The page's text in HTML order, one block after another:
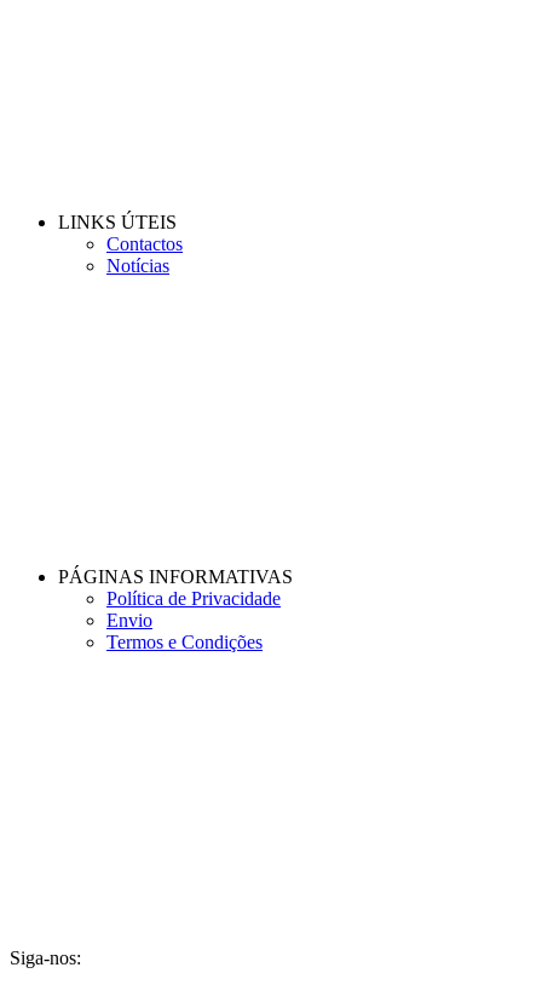
LINKS ÚTEIS
Contactos
Notícias
PÁGINAS INFORMATIVAS
Política de Privacidade
Envio
Termos e Condições
Siga-nos: